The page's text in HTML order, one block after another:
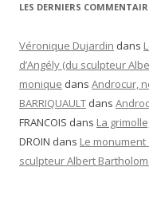
LES DERNIERS
Véronique Dujardin dans
d’Angély (du sculpteur
monique dans Androcur,
BARRIQUAULT dans
FRANCOIS dans La
DROIN dans Le monument
sculpteur Albert